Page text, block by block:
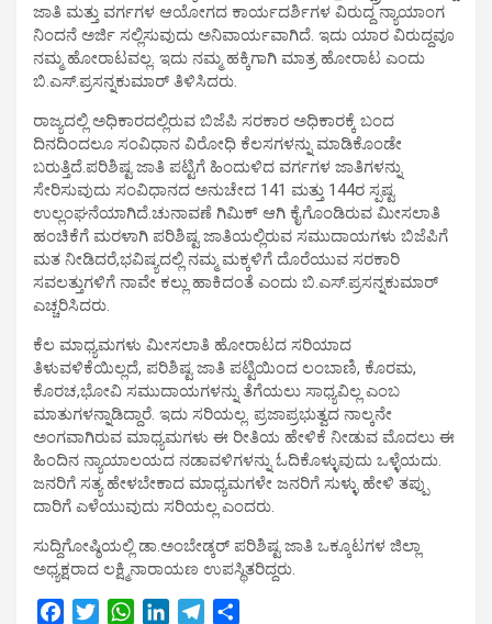
ಜಾತಿ ಮತ್ತು ವರ್ಗಗಳ ಆಯೋಗದ ಕಾರ್ಯದರ್ಶಿಗಳ ವಿರುದ್ದ ನ್ಯಾಯಾಂಗ
ನಿಂದನೆ ಅರ್ಜಿ ಸಲ್ಲಿಸುವುದು ಅನಿವಾರ್ಯವಾಗಿದೆ. ಇದು ಯಾರ ವಿರುದ್ದವೂ
ನಮ್ಮ ಹೋರಾಟವಲ್ಲ. ಇದು ನಮ್ಮ ಹಕ್ಕಿಗಾಗಿ ಮಾತ್ರ ಹೋರಾಟ ಎಂದು
ಬಿ.ಎಸ್.ಪ್ರಸನ್ನಕುಮಾರ್ ತಿಳಿಸಿದರು.
ರಾಜ್ಯದಲ್ಲಿ ಅಧಿಕಾರದಲ್ಲಿರುವ ಬಿಜೆಪಿ ಸರಕಾರ ಅಧಿಕಾರಕ್ಕೆ ಬಂದ
ದಿನದಿಂದಲೂ ಸಂವಿಧಾನ ವಿರೋಧಿ ಕೆಲಸಗಳನ್ನು ಮಾಡಿಕೊಂಡೇ
ಬರುತ್ತಿದೆ.ಪರಿಶಿಷ್ಟ ಜಾತಿ ಪಟ್ಟಿಗೆ ಹಿಂದುಳಿದ ವರ್ಗಗಳ ಜಾತಿಗಳನ್ನು
ಸೇರಿಸುವುದು ಸಂವಿಧಾನದ ಅನುಚೇದ 141 ಮತ್ತು 144ರ ಸ್ಪಷ್ಟ
ಉಲ್ಲಂಘನೆಯಾಗಿದೆ.ಚುನಾವಣೆ ಗಿಮಿಕ್ ಆಗಿ ಕೈಗೊಂಡಿರುವ ಮೀಸಲಾತಿ
ಹಂಚಿಕೆಗೆ ಮರಳಾಗಿ ಪರಿಶಿಷ್ಟ ಜಾತಿಯಲ್ಲಿರುವ ಸಮುದಾಯಗಳು ಬಿಜೆಪಿಗೆ
ಮತ ನೀಡಿದರೆ,ಭವಿಷ್ಯದಲ್ಲಿ ನಮ್ಮ ಮಕ್ಕಳಿಗೆ ದೊರೆಯುವ ಸರಕಾರಿ
ಸವಲತ್ತುಗಳಿಗೆ ನಾವೇ ಕಲ್ಲು ಹಾಕಿದಂತೆ ಎಂದು ಬಿ.ಎಸ್.ಪ್ರಸನ್ನಕುಮಾರ್
ಎಚ್ಚರಿಸಿದರು.
ಕೆಲ ಮಾಧ್ಯಮಗಳು ಮೀಸಲಾತಿ ಹೋರಾಟದ ಸರಿಯಾದ
ತಿಳುವಳಿಕೆಯಿಲ್ಲದೆ, ಪರಿಶಿಷ್ಟ ಜಾತಿ ಪಟ್ಟಿಯಿಂದ ಲಂಬಾಣಿ, ಕೊರಮ,
ಕೊರಚ,ಭೋವಿ ಸಮುದಾಯಗಳನ್ನು ತೆಗೆಯಲು ಸಾಧ್ಯವಿಲ್ಲ ಎಂಬ
ಮಾತುಗಳನ್ನಾಡಿದ್ದಾರೆ. ಇದು ಸರಿಯಲ್ಲ. ಪ್ರಜಾಪ್ರಭುತ್ವದ ನಾಲ್ಕನೇ
ಅಂಗವಾಗಿರುವ ಮಾಧ್ಯಮಗಳು ಈ ರೀತಿಯ ಹೇಳಿಕೆ ನೀಡುವ ಮೊದಲು ಈ
ಹಿಂದಿನ ನ್ಯಾಯಾಲಯದ ನಡಾವಳಿಗಳನ್ನು ಓದಿಕೊಳ್ಳುವುದು ಒಳ್ಳೆಯದು.
ಜನರಿಗೆ ಸತ್ಯ ಹೇಳಬೇಕಾದ ಮಾಧ್ಯಮಗಳೇ ಜನರಿಗೆ ಸುಳ್ಳು ಹೇಳಿ ತಪ್ಪು
ದಾರಿಗೆ ಎಳೆಯುವುದು ಸರಿಯಲ್ಲ ಎಂದರು.
ಸುದ್ದಿಗೋಷ್ಠಿಯಲ್ಲಿ ಡಾ.ಅಂಬೇಡ್ಕರ್ ಪರಿಶಿಷ್ಟ ಜಾತಿ ಒಕ್ಕೂಟಗಳ ಜಿಲ್ಲಾ
ಅಧ್ಯಕ್ಷರಾದ ಲಕ್ಷ್ಮಿನಾರಾಯಣ ಉಪಸ್ಥಿತರಿದ್ದರು.
W